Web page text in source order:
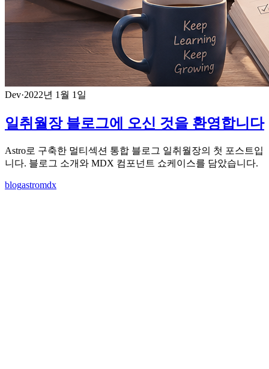
Dev·2022년 1월 1일
일취월장 블로그에 오신 것을 환영합니다
Astro로 구축한 멀티섹션 통합 블로그 일취월장의 첫 포스트입
니다. 블로그 소개와 MDX 컴포넌트 쇼케이스를 담았습니다.
blogastromdx